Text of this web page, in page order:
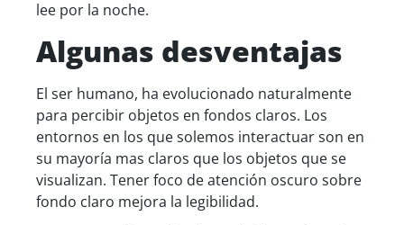
lee por la noche.
Algunas desventajas
El ser humano, ha evolucionado naturalmente
para percibir objetos en fondos claros. Los
entornos en los que solemos interactuar son en
su mayoría mas claros que los objetos que se
visualizan. Tener foco de atención oscuro sobre
fondo claro mejora la legibilidad.